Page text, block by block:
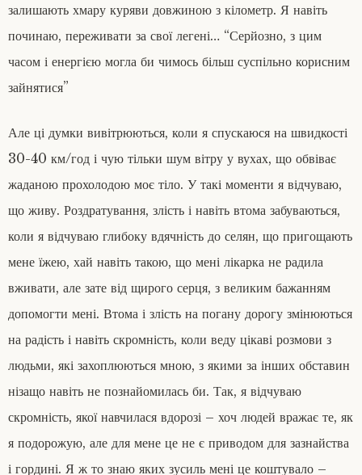
залишають хмару куряви довжиною з кілометр. Я навіть
починаю, переживати за свої легені… “Серйозно, з цим
часом і енергією могла би чимось більш суспільно корисним
зайнятися”
Але ці думки вивітрюються, коли я спускаюся на швидкості
30-40 км/год і чую тільки шум вітру у вухах, що обвіває
жаданою прохолодою моє тіло. У такі моменти я відчуваю,
що живу. Роздратування, злість і навіть втома забуваються,
коли я відчуваю глибоку вдячність до селян, що пригощають
мене їжею, хай навіть такою, що мені лікарка не радила
вживати, але зате від щирого серця, з великим бажанням
допомогти мені. Втома і злість на погану дорогу змінюються
на радість і навіть скромність, коли веду цікаві розмови з
людьми, які захоплюються мною, з якими за інших обставин
нізащо навіть не познайомилась би. Так, я відчуваю
скромність, якої навчилася вдорозі – хоч людей вражає те, як
я подорожую, але для мене це не є приводом для зазнайства
і гордині. Я ж то знаю яких зусиль мені це коштувало –